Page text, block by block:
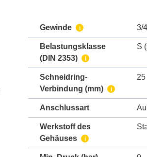
Gewinde i 3/
Belastungsklasse
(DIN 2353)
i
S
Schneidring-
Verbindung (mm) i
25
Anschlussart
Werkstoff des
Gehäuses
i